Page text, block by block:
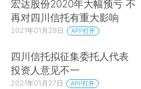
宏达股份2020年大幅预亏 不
再对四川信托有重大影响
2021年01月29日 APP打开
四川信托拟征集委托人代表
投资人意见不一
2021年01月27日 APP打开